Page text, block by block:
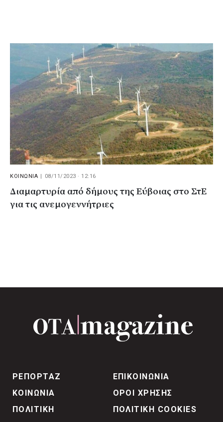
ΚΟΙΝΩΝΙΑ 08/11/2023 · 12:16
Διαμαρτυρία από δήμους της Εύβοιας στο ΣτΕ
για τις ανεμογεννήτριες
ΡΕΠΟΡΤΑΖ
ΚΟΙΝΩΝΙΑ
ΠΟΛΙΤΙΚΗ
ΕΠΙΚΟΙΝΩΝΙΑ
ΟΡΟΙ ΧΡΗΣΗΣ
ΠΟΛΙΤΙΚΗ COOKIES